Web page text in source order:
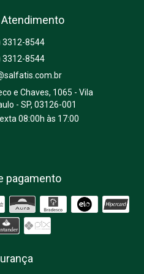
3312-8544
3312-8544
e Chaves, 1065 - Vila
- SP, 03126-001
08:00h às 17:00
pagamento